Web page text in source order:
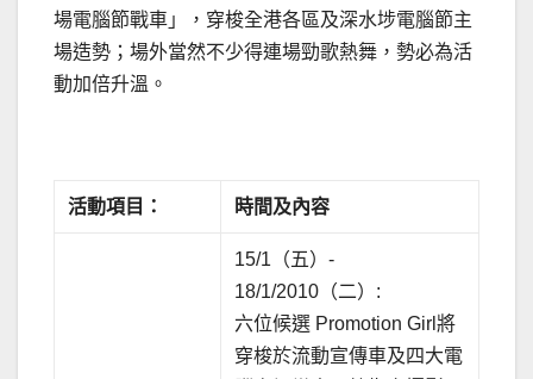
場電腦節戰車」，穿梭全港各區及深水埗電腦節主
場造勢；場外當然不少得連場勁歌熱舞，勢必為活
動加倍升溫。
活動項目： 時間及內容
15/1（五）-
18/1/2010（二）:
六位候選 Promotion Girl將
穿梭於流動宣傳車及四大電